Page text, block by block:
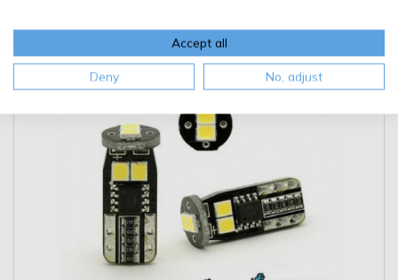
Accept all
Deny No, adjust